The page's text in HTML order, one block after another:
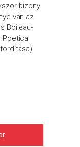
bizony
van az
Boileau-
Poetica